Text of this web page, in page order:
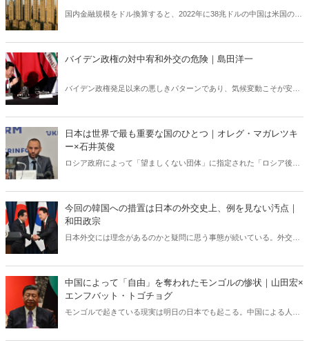
国内金融規模をドル換算すると、2022年に38兆ドルの中国は米国の21
バイデン政権の対中宥和外交の危険｜島田洋一
バイデン政権発足以来の悪しきパターンであり、気候変動こそが安全
が懸念される。
日本は世界で最も重要な国のひとつ｜オレグ・マガレツキ
ー×石井英俊
ロシア政府によって「望ましくない団体」に指定された「ロシア後の
べきなのか。
今回の韓国への措置は日本の外交史上、例を見ない汚点｜
和田政宗
日本外交には理念があるのかと疑問に思う事態が続いている。外交上
中国によって「自由」を奪われたモンゴルの惨状｜山田宏×
エンフバット・トゴチョグ
モンゴルで起きている現実は明日の日本でも起こる。中国による人権